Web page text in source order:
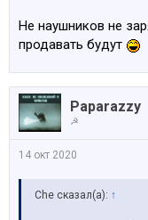
Не наушников не
продавать будут
Paparazzy
☭
14 окт 2020
Che сказал(а): ↑